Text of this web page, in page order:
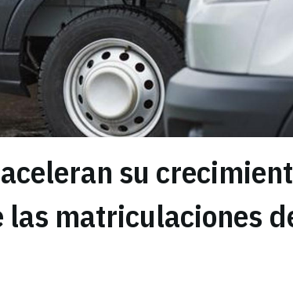
su
las matriculaciones